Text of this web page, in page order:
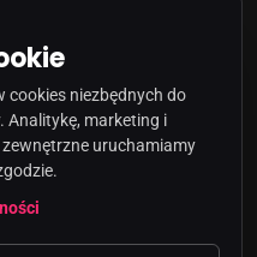
Z O.O
cookies niezbędnych do
Analitykę, marketing i
uruchamiamy